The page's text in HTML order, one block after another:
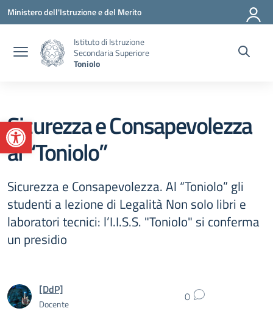
Apri la barra degli strumenti
Vai ai contenuti
Vai al menu di navigazione
Vai al footer
Ministero dell'Istruzione e del Merito
Istituto di Istruzione
Secondaria Superiore
Toniolo
Sicurezza e Consapevolezza
al “Toniolo”
Sicurezza e Consapevolezza. Al “Toniolo” gli
studenti a lezione di Legalità Non solo libri e
laboratori tecnici: l’I.I.S.S. "Toniolo" si conferma
un presidio
[DdP]
Docente 0